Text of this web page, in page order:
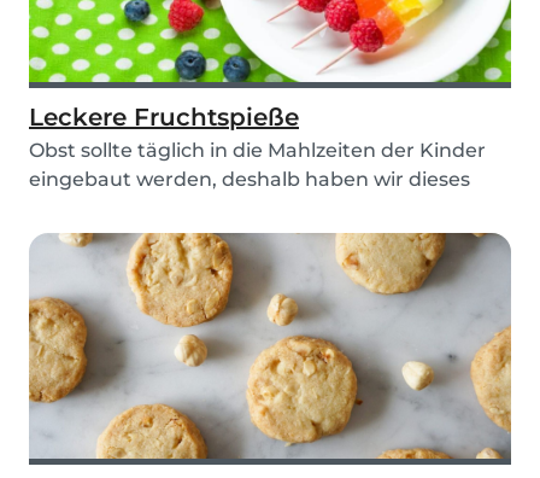
Leckere Fruchtspieße
Obst sollte täglich in die Mahlzeiten der Kinder
eingebaut werden, deshalb haben wir dieses